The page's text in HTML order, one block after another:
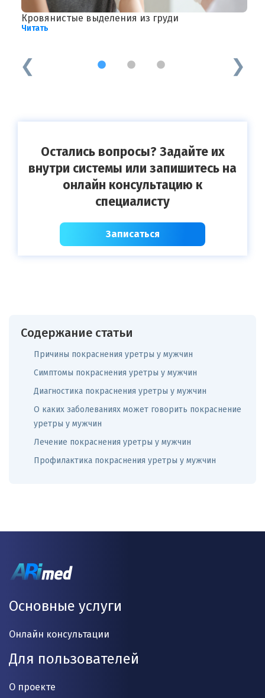
Кровянистые выделения из груди
Читать
1 2 3
Остались вопросы? Задайте их
внутри системы или запишитесь на
онлайн консультацию к
специалисту
Записаться
Содержание статьи
Причины покраснения уретры у мужчин
Симптомы покраснения уретры у мужчин
Диагностика покраснения уретры у мужчин
О каких заболеваниях может говорить покраснение
уретры у мужчин
Лечение покраснения уретры у мужчин
Профилактика покраснения уретры у мужчин
Основные услуги
Онлайн консультации
Для пользователей
О проекте